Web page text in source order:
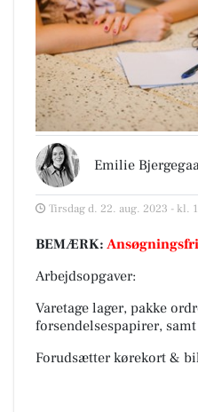
Emilie
Tirsdag d. 22. aug. 2023 - kl.
BEMÆRK:
Arbejdsopgaver:
Varetage lager, pakke
forsendelsespapirer,
Forudsætter kørekort &